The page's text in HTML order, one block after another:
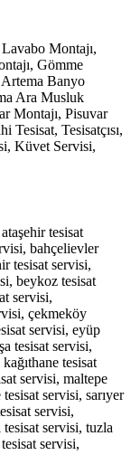
Montajı,
Gömme
Banyo
Ara Musluk
Montajı, Pisuvar
Tesisat, Tesisatçısı,
Küvet Servisi,
tesisat
bahçelievler
tesisat servisi,
beykoz tesisat
servisi,
çekmeköy
servisi, eyüp
tesisat servisi,
tesisat
servisi, maltepe
servisi, sarıyer
servisi,
servisi, tuzla
servisi,